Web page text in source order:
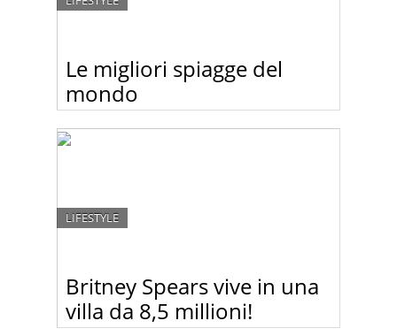
Le migliori spiagge del
mondo
Channel ha pubblicato la classifica delle spiagge
migliori del mondo. Guardate un po.
Britney Spears vive in una
villa da 8,5 millioni!
LIFESTYLE